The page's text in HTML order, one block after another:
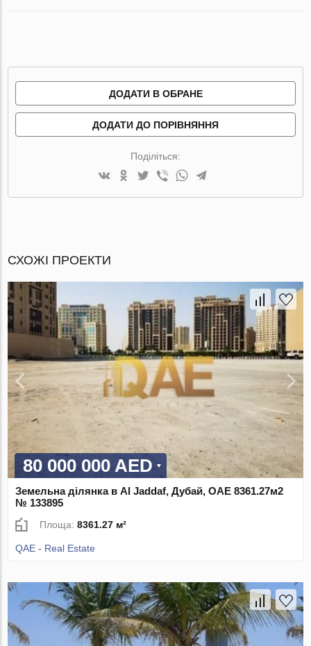
ДОДАТИ В ОБРАНЕ
ДОДАТИ ДО ПОРІВНЯННЯ
Поділіться:
СХОЖІ ПРОЕКТИ
80 000 000 AED
Земельна ділянка в Al Jaddaf, Дубай, ОАЕ 8361.27м2
№ 133895
Площа:8361.27 м²
QAE - Real Estate